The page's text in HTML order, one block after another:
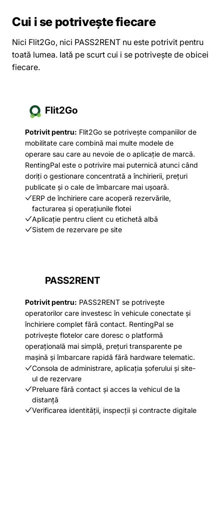
Cui i se potrivește fiecare
Nici Flit2Go, nici PASS2RENT nu este potrivit pentru
toată lumea. Iată pe scurt cui i se potrivește de obicei
fiecare.
Flit2Go
Potrivit pentru: Flit2Go se potrivește companiilor de
mobilitate care combină mai multe modele de
operare sau care au nevoie de o aplicație de marcă.
RentingPal este o potrivire mai puternică atunci când
doriți o gestionare concentrată a închirierii, prețuri
publicate și o cale de îmbarcare mai ușoară.
ERP de închiriere care acoperă rezervările,
facturarea și operațiunile flotei
Aplicație pentru client cu etichetă albă
Sistem de rezervare pe site
PASS2RENT
Potrivit pentru: PASS2RENT se potrivește
operatorilor care investesc în vehicule conectate și
închiriere complet fără contact. RentingPal se
potrivește flotelor care doresc o platformă
operațională mai simplă, prețuri transparente pe
mașină și îmbarcare rapidă fără hardware telematic.
Consola de administrare, aplicația șoferului și site-
ul de rezervare
Preluare fără contact și acces la vehicul de la
distanță
Verificarea identității, inspecții și contracte digitale